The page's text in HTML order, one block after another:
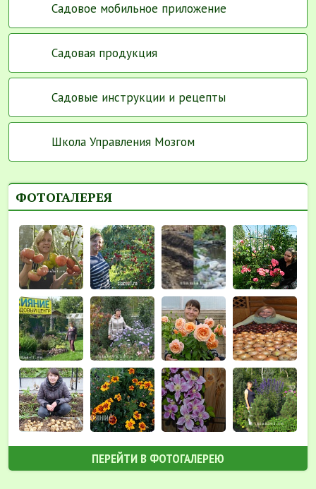
Садовое мобильное приложение
Садовая продукция
Садовые инструкции и рецепты
Школа Управления Мозгом
ФОТОГАЛЕРЕЯ
ПЕРЕЙТИ В ФОТОГАЛЕРЕЮ